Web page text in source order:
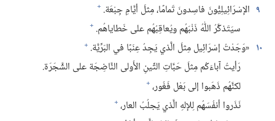
٩ الإسْرَائِيلِيُّونَ فاسِدونَ تَمامًا،‏ مِثلَ أيَّامِ جِبْعَة.‏ +
سيَتَذكَّرُ اللّٰهُ ذَنْبَهُم ويُعاقِبُهُم على خَطاياهُم.‏ +
١٠ «وَجَدْتُ إسْرَائِيل مِثلَ الَّذي يَجِدُ عِنَبًا في البَرِّيَّة.‏ +
رَأيتُ آباءَكُم مِثلَ حَبَّاتِ التِّينِ الأُولى النَّاضِجَة على الشَّجَرَة.‏
لكنَّهُم ذَهَبوا إلى بَعْل فَغُور،‏ +
نَذَروا أنفُسَهُم لِلإلهِ الَّذي يَجلُبُ العار،‏ +